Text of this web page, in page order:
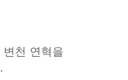
변천 연혁을